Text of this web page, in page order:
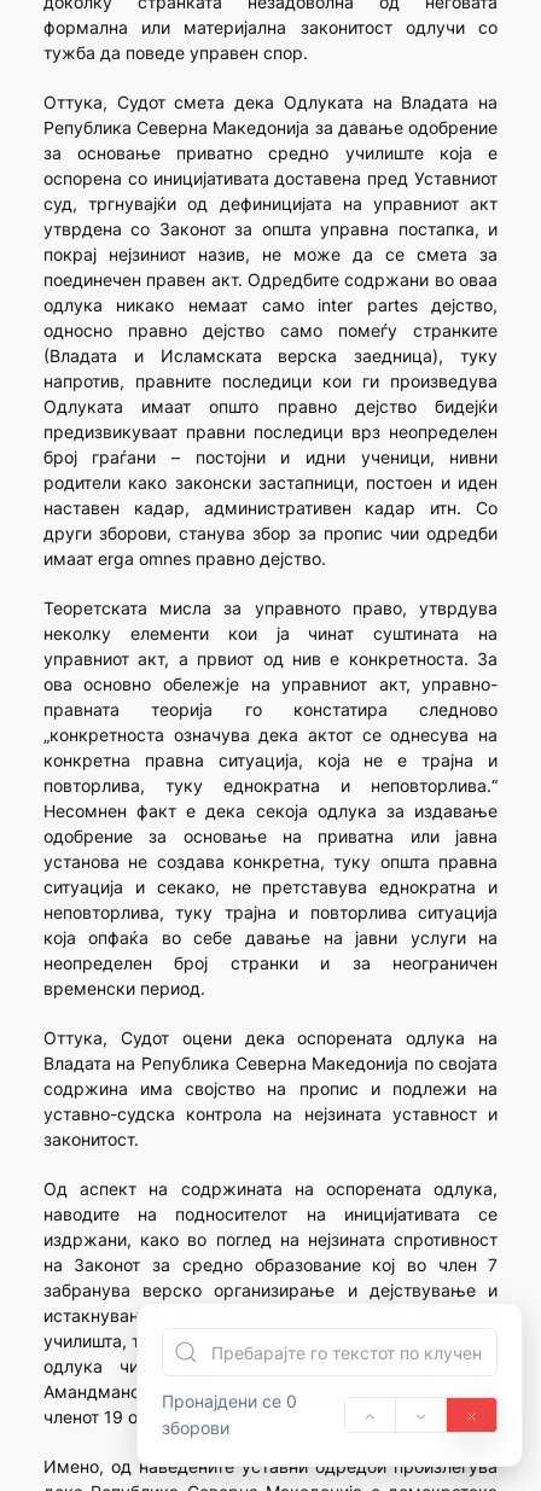
Пронајдени се 0
зборови
формална или материјална законитост одлучи со
тужба да поведе управен спор.
Оттука, Судот смета дека Одлуката на Владата на
Република Северна Македонија за давање одобрение
за основање приватно средно училиште која е
оспорена со иницијативата доставена пред Уставниот
суд, тргнувајќи од дефиницијата на управниот акт
утврдена со Законот за општа управна постапка, и
покрај нејзиниот назив, не може да се смета за
поединечен правен акт. Одредбите содржани во оваа
одлука никако немаат само inter partes дејство,
односно правно дејство само помеѓу странките
(Владата и Исламската верска заедница), туку
напротив, правните последици кои ги произведува
Одлуката имаат општо правно дејство бидејќи
предизвикуваат правни последици врз неопределен
број граѓани – постојни и идни ученици, нивни
родители како законски застапници, постоен и иден
наставен кадар, административен кадар итн. Со
други зборови, станува збор за пропис чии одредби
имаат erga omnes правно дејство.
Теоретската мисла за управното право, утврдува
неколку елементи кои ја чинат суштината на
управниот акт, а првиот од нив е конкретноста. За
ова основно обележје на управниот акт, управно-
правната теорија го констатира следново
„конкретноста означува дека актот се однесува на
конкретна правна ситуација, која не е трајна и
повторлива, туку еднократна и неповторлива.“
Несомнен факт е дека секоја одлука за издавање
одобрение за основање на приватна или јавна
установа не создава конкретна, туку општа правна
ситуација и секако, не претставува еднократна и
неповторлива, туку трајна и повторлива ситуација
која опфаќа во себе давање на јавни услуги на
неопределен број странки и за неограничен
временски период.
Оттука, Судот оцени дека оспорената одлука на
Владата на Република Северна Македонија по својата
содржина има својство на пропис и подлежи на
уставно-судска контрола на нејзината уставност и
законитост.
Од аспект на содржината на оспорената одлука,
наводите на подносителот на иницијативата се
издржани, како во поглед на нејзината спротивност
на Законот за средно образование кој во член 7
забранува верско организирање и дејствување и
истакнување на верски симболи во средните
училишта, така и во поглед на неуставноста на истата
одлука чија содржина не е во согласност со
Амандманот VII точка 2 со кој е заменет ставот 4 од
членот 19 од Уставот.
Имено, од наведените уставни одредби произлегува